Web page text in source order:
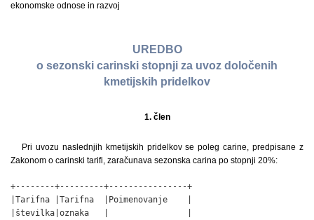
ekonomske odnose in razvoj
UREDBO
o sezonski carinski stopnji za uvoz določenih
kmetijskih pridelkov
1. člen
Pri uvozu naslednjih kmetijskih pridelkov se poleg carine, predpisane z
Zakonom o carinski tarifi, zaračunava sezonska carina po stopnji 20%:
+--------+---------+----------------+
|Tarifna |Tarifna  |Poimenovanje    |
|številka|oznaka   |                |